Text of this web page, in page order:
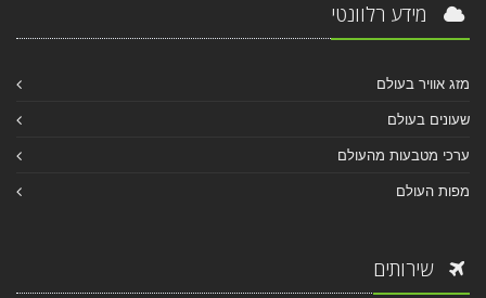
מידע רלוונטי
מזג אוויר בעולם
שעונים בעולם
ערכי מטבעות מהעולם
מפות העולם
שירותים